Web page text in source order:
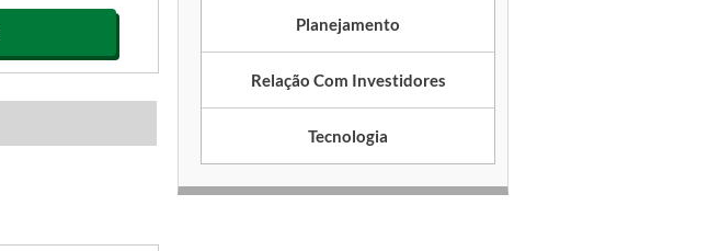
Planejamento
Relação Com Investidores
Tecnologia